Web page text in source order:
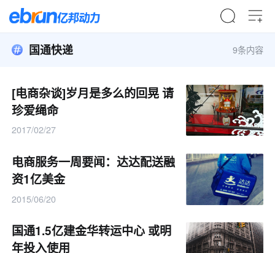
国通快递 9条内容
[电商杂谈]岁月是多么的回晃 请
珍爱绳命
2017/02/27
电商服务一周要闻：达达配送融
资1亿美金
2015/06/20
国通1.5亿建金华转运中心 或明
年投入使用